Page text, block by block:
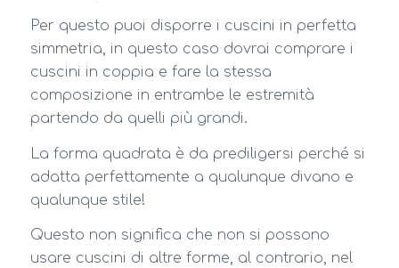
Per questo puoi disporre i cuscini in perfetta
simmetria, in questo caso dovrai comprare i
cuscini in coppia e fare la stessa
composizione in entrambe le estremità
partendo da quelli più grandi.
La forma quadrata è da prediligersi perché si
adatta perfettamente a qualunque divano e
qualunque stile!
Questo non significa che non si possono
usare cuscini di altre forme, al contrario, nel